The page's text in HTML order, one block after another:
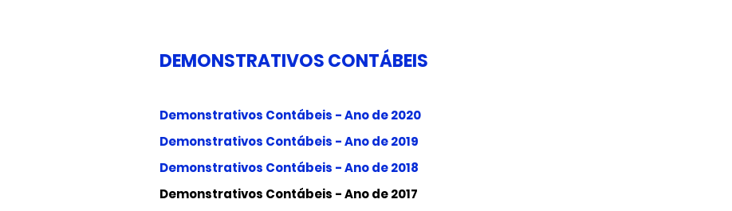
DEMONSTRATIVOS CONTÁBEIS
Demonstrativos Contábeis - Ano de 2020
Demonstrativos Contábeis - Ano de 2019
Demonstrativos Contábeis - Ano de 2018
Demonstrativos Contábeis - Ano de 2017